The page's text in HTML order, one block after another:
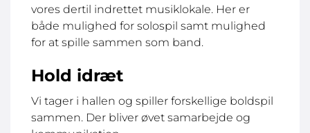
vores dertil indrettet musiklokale. Her er
både mulighed for solospil samt mulighed
for at spille sammen som band.
Hold idræt
Vi tager i hallen og spiller forskellige boldspil
sammen. Der bliver øvet samarbejde og